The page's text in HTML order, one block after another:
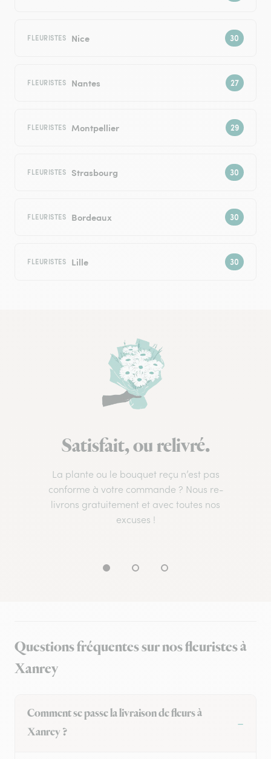
FLEURISTES Nice
FLEURISTES Nantes
FLEURISTES Montpellier
FLEURISTES Strasbourg
FLEURISTES Bordeaux
FLEURISTES Lille
Satisfait, ou relivré.
La plante ou le bouquet reçu n’est pas
conforme à votre commande ? Nous re-
livrons gratuitement et avec toutes nos
excuses !
Questions fréquentes sur nos fleuristes à
Xanrey
Comment se passe la livraison de fleurs à
Xanrey ?